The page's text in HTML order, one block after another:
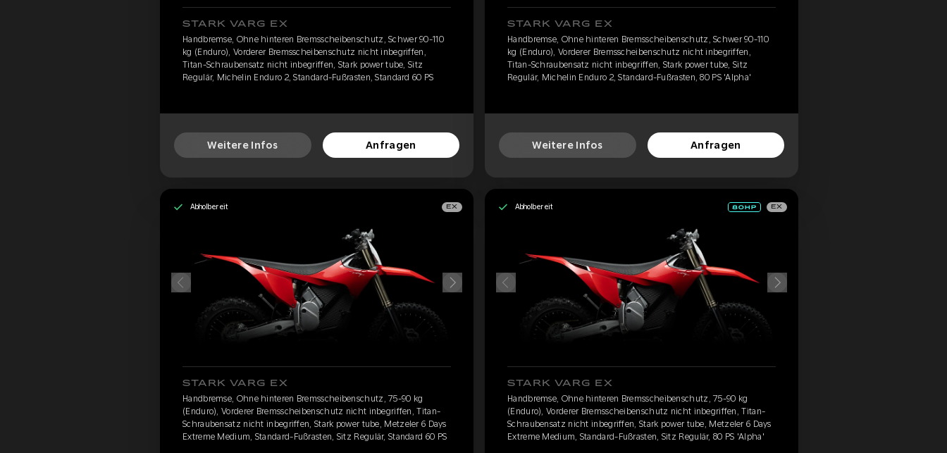
STARK VARG EX
Handbremse, Ohne hinteren Bremsscheibenschutz, Schwer 90-110
kg (Enduro), Vorderer Bremsscheibenschutz nicht inbegriffen,
Titan-Schraubensatz nicht inbegriffen, Stark power tube, Sitz
Regulär, Michelin Enduro 2, Standard-Fußrasten, Standard 60 PS
Weitere Infos Anfragen
STARK VARG EX
Handbremse, Ohne hinteren Bremsscheibenschutz, Schwer 90-110
kg (Enduro), Vorderer Bremsscheibenschutz nicht inbegriffen,
Titan-Schraubensatz nicht inbegriffen, Stark power tube, Sitz
Regulär, Michelin Enduro 2, Standard-Fußrasten, 80 PS 'Alpha'
Weitere Infos Anfragen
Abholbereit EX
STARK VARG EX
Handbremse, Ohne hinteren Bremsscheibenschutz, 75-90 kg
(Enduro), Vorderer Bremsscheibenschutz nicht inbegriffen, Titan-
Schraubensatz nicht inbegriffen, Stark power tube, Metzeler 6 Days
Extreme Medium, Standard-Fußrasten, Sitz Regulär, Standard 60 PS
Abholbereit EX
STARK VARG EX
Handbremse, Ohne hinteren Bremsscheibenschutz, 75-90 kg
(Enduro), Vorderer Bremsscheibenschutz nicht inbegriffen, Titan-
Schraubensatz nicht inbegriffen, Stark power tube, Metzeler 6 Days
Extreme Medium, Standard-Fußrasten, Sitz Regulär, 80 PS 'Alpha'